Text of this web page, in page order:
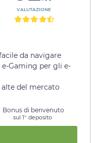
VALUTAZIONE
da navigare
e-Gaming per gli e-
del mercato
Bonus di benvenuto
sul 1° deposito